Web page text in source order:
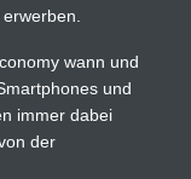
wann und
und
immer dabei
der